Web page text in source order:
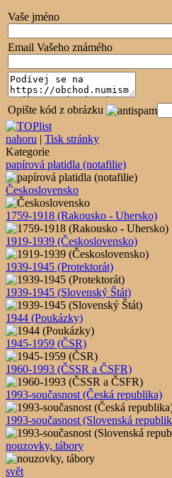
Vaše jméno
Email Vašeho známého
Opište kód z obrázku
nahoru | Tisk stránky
Kategorie
papírová platidla (notafilie)
Československo
1759-1918 (Rakousko - Uhersko)
1919-1939 (Československo)
1939-1945 (Protektorát)
1939-1945 (Slovenský Štát)
1944 (Poukázky)
1945-1959 (ČSR)
1960-1993 (ČSSR a ČSFR)
1993-současnost (Česká republika)
1993-současnost (Slovenská
nouzovky, tábory
svět